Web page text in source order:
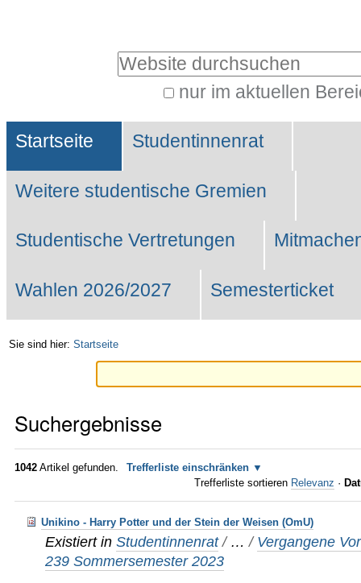
Website durchsuchen
nur im aktuellen
Suche…
Sektionen
Startseite Studentinnenrat
Weitere studentische Gremien
Studentische Vertretungen
Wahlen 2026/2027 Semesterticket
Sie sind hier: Startseite
Suchergebnisse
1042 Artikel gefunden.
Trefferliste einschränken
Trefferliste sortieren Relevanz ·
Unikino - Harry Potter und der Stein der Weisen (OmU)
Existiert in Studentinnenrat / …/ Vergangene
239 Sommersemester 2023